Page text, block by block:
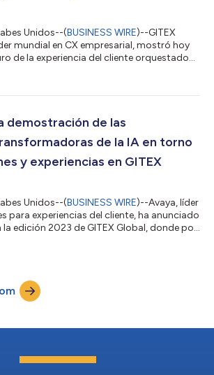
Unidos--(BUSINESS WIRE)--GITEX
mundial en CX empresarial, mostró hoy
de la experiencia del cliente orquestado
posible, demostrando cómo la colaboración
forma en que se gestiona la experiencia
demostración de las
de la IA en torno
y experiencias en GITEX
Unidos--(BUSINESS WIRE)--Avaya, líder
para experiencias del cliente, ha anunciado
edición 2023 de GITEX Global, donde por
mostrar una serie de casos de uso verticales
el poder de la inteligencia artificial a la